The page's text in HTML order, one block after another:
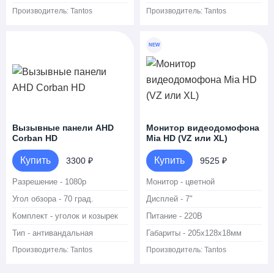
Производитель: Tantos Производитель: Tantos
Вызывные панели AHD
Corban HD
Купить 3300 ₽
Разрешение - 1080p
Угол обзора - 70 град.
Комплект - уголок и козырек
Тип - антивандальная
Производитель: Tantos
NEW
Монитор видеодомофона
Mia HD (VZ или XL)
Купить 9525 ₽
Монитор - цветной
Дисплей - 7"
Питание - 220В
Габариты - 205х128х18мм
Производитель: Tantos